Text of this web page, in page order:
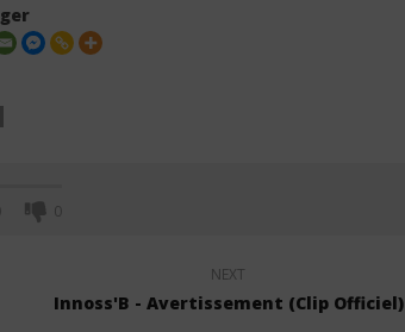
0
NEXT
Innoss'B - Avertissement (Clip Officiel)